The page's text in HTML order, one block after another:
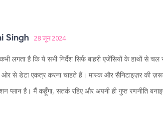
Singh 28 जून 2024
लगता है कि ये सभी निर्देश सिर्फ बाहरी एजेंसियों के हाथों से
ओर से डेटा एकत्र करना चाहते हैं। मास्क और सैनिटाइज़र की
प्लान है। मैं कहूँगा, सतर्क रहिए और अपनी ही गुप्त रणनीति